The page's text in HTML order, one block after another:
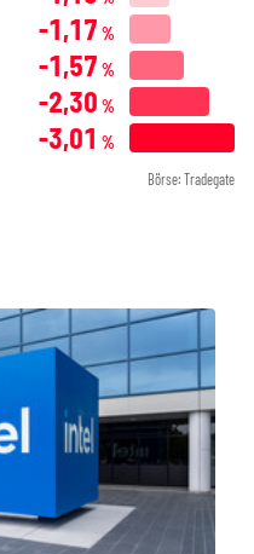
-1,17 %
-1,57 %
-2,30 %
-3,01 %
Börse: Tradegate